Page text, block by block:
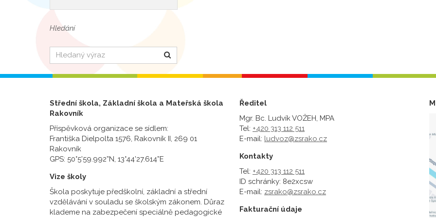
Hledání
Hledat
Střední škola, Základní škola a Mateřská škola
Rakovník
Příspěvková organizace se sídlem:
Františka Dielpolta 1576, Rakovník II, 269 01
Rakovník
GPS: 50°5’59.992”N, 13°44’27.614”E
Vize školy
Škola poskytuje předškolní, základní a střední
vzdělávání v souladu se školským zákonem. Důraz
klademe na zabezpečení speciálně pedagogické
Ředitel
Mgr. Bc. Ludvík VOŽEH, MPA
Tel: +420 313 112 511
E-mail: ludvoz@zsrako.cz
Kontakty
Tel: +420 313 112 511
ID schránky: 8e2xcsw
E-mail: zsrako@zsrako.cz
Fakturační údaje